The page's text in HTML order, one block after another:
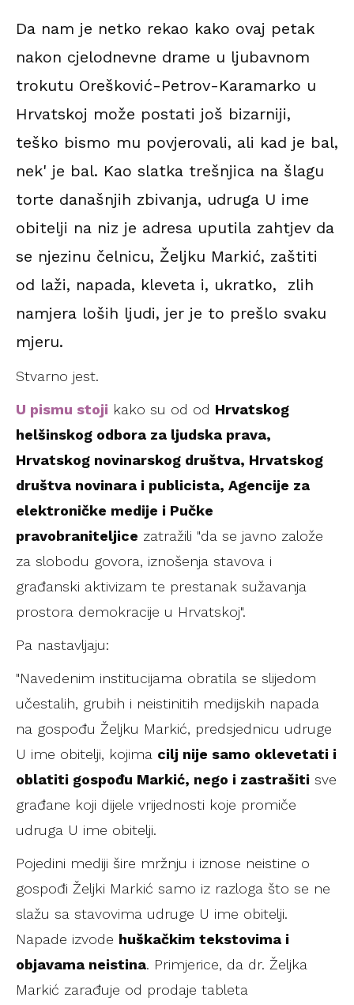
Da nam je netko rekao kako ovaj petak
nakon cjelodnevne drame u ljubavnom
trokutu Orešković-Petrov-Karamarko u
Hrvatskoj može postati još bizarniji,
teško bismo mu povjerovali, ali kad je bal,
nek' je bal. Kao slatka trešnjica na šlagu
torte današnjih zbivanja, udruga U ime
obitelji na niz je adresa uputila zahtjev da
se njezinu čelnicu, Željku Markić, zaštiti
od laži, napada, kleveta i, ukratko, zlih
namjera loših ljudi, jer je to prešlo svaku
mjeru.
Stvarno jest.
U pismu stoji kako su od od Hrvatskog
helšinskog odbora za ljudska prava,
Hrvatskog novinarskog društva, Hrvatskog
društva novinara i publicista, Agencije za
elektroničke medije i Pučke
pravobraniteljice zatražili "da se javno založe
za slobodu govora, iznošenja stavova i
građanski aktivizam te prestanak sužavanja
prostora demokracije u Hrvatskoj".
Pa nastavljaju:
"Navedenim institucijama obratila se slijedom
učestalih, grubih i neistinitih medijskih napada
na gospođu Željku Markić, predsjednicu udruge
U ime obitelji, kojima cilj nije samo oklevetati i
oblatiti gospođu Markić, nego i zastrašiti sve
građane koji dijele vrijednosti koje promiče
udruga U ime obitelji.
Pojedini mediji šire mržnju i iznose neistine o
gospođi Željki Markić samo iz razloga što se ne
slažu sa stavovima udruge U ime obitelji.
Napade izvode huškačkim tekstovima i
objavama neistina. Primjerice, da dr. Željka
Markić zarađuje od prodaje tableta